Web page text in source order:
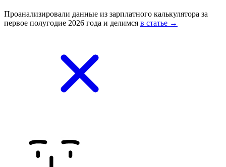
Проанализировали данные из зарплатного калькулятора за
первое полугодие 2026 года и делимся в статье →